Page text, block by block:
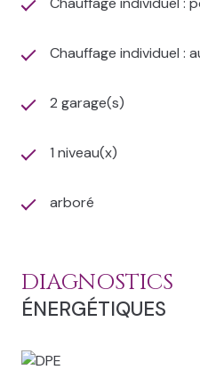
commercial enregistré au
exposé sont disponibles
Chauffage individuel :
2 garage(s)
1 niveau(x)
arboré
DIAGNOSTICS
ÉNERGÉTIQUES